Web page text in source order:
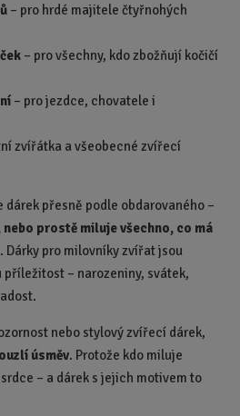
– pro hrdé majitele čtyřnohých
– pro všechny, kdo zbožňují kočičí
– pro jezdce, chovatele i
zvířátka a všeobecné zvířecí
dárek přesně podle obdarovaného –
prostě miluje všechno, co má
. Dárky pro milovníky zvířat jsou
– narozeniny, svátek,
nebo stylový zvířecí dárek,
úsměv. Protože kdo miluje
– a dárek s jejich motivem to